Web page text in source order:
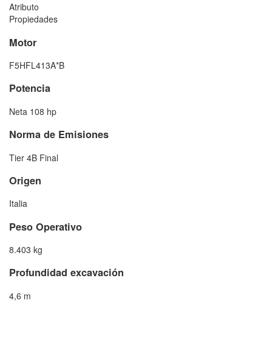
Atributo
Propiedades
Motor
F5HFL413A*B
Potencia
Neta 108 hp
Norma de Emisiones
Tier 4B Final
Origen
Italia
Peso Operativo
8.403 kg
Profundidad excavación
4,6 m